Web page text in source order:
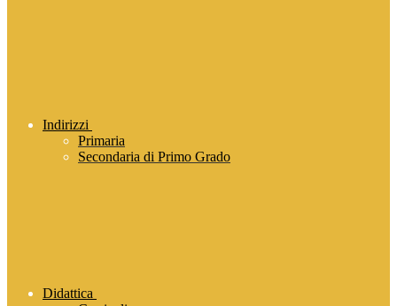
Indirizzi
Primaria
Secondaria di Primo Grado
Didattica